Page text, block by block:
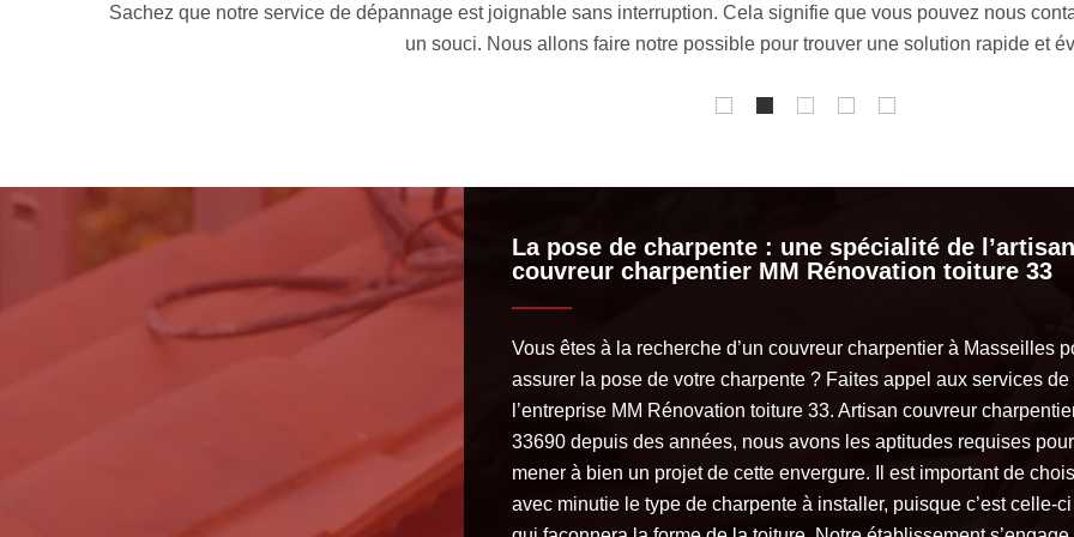
est joignable sans interruption. Cela signifie que vous pouvez nous contacter dans la journée ou en pleine nuit, ce n’est pas
Nous allons faire notre possible pour trouver une solution rapide et éviter tout danger.
La pose de charpente : une spécialité de l’artisan
couvreur charpentier MM Rénovation toiture 33
Vous êtes à la recherche d’un couvreur charpentier à Masseilles
assurer la pose de votre charpente ? Faites appel aux services de
l’entreprise MM Rénovation toiture 33. Artisan couvreur
33690 depuis des années, nous avons les aptitudes requises pour
mener à bien un projet de cette envergure. Il est important de
avec minutie le type de charpente à installer, puisque c’est celle-ci